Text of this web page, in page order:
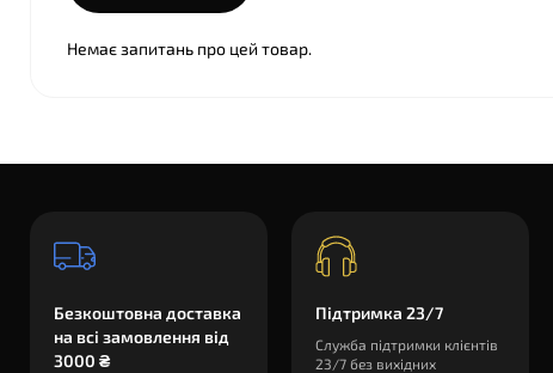
Немає запитань про цей товар.
Безкоштовна доставка
на всі замовлення від
3000 ₴
Підтримка 23/7
Служба підтримки клієнтів
23/7 без вихідних